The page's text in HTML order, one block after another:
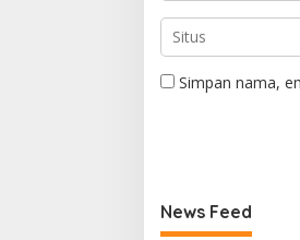
Simpan nama,
News Feed